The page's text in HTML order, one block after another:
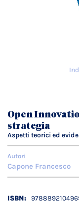
galleria
di
immagini
Open
strategia
Aspetti teorici ed
Autori
Capone Francesco
Dettagli